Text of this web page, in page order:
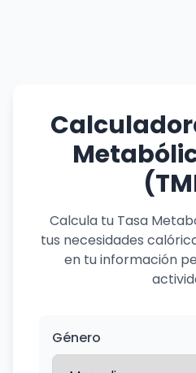
Calcula tu Tasa
tus necesidades
en tu información
Género